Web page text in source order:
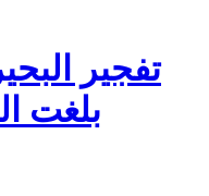
تفجير
بلغت